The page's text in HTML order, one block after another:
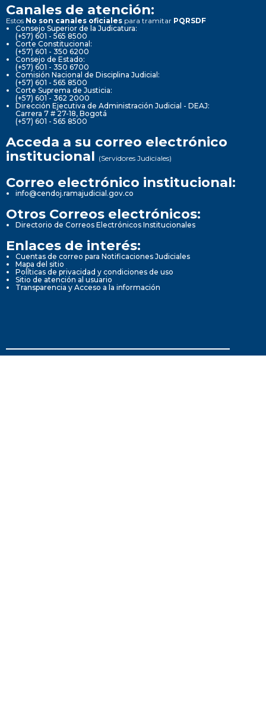
Canales de atención:
Estos No son canales oficiales para tramitar PQRSDF
Consejo Superior de la Judicatura:
(+57) 601 - 565 8500
Corte Constitucional:
(+57) 601 - 350 6200
Consejo de Estado:
(+57) 601 - 350 6700
Comisión Nacional de Disciplina Judicial:
(+57) 601 - 565 8500
Corte Suprema de Justicia:
(+57) 601 - 362 2000
Dirección Ejecutiva de Administración Judicial - DEAJ:
Carrera 7 # 27-18, Bogotá
(+57) 601 - 565 8500
Acceda a su correo electrónico
institucional (Servidores Judiciales)
Correo electrónico institucional:
info@cendoj.ramajudicial.gov.co
Otros Correos electrónicos:
Directorio de Correos Electrónicos Institucionales
Enlaces de interés:
Cuentas de correo para Notificaciones Judiciales
Mapa del sitio
Políticas de privacidad y condiciones de uso
Sitio de atención al usuario
Transparencia y Acceso a la información